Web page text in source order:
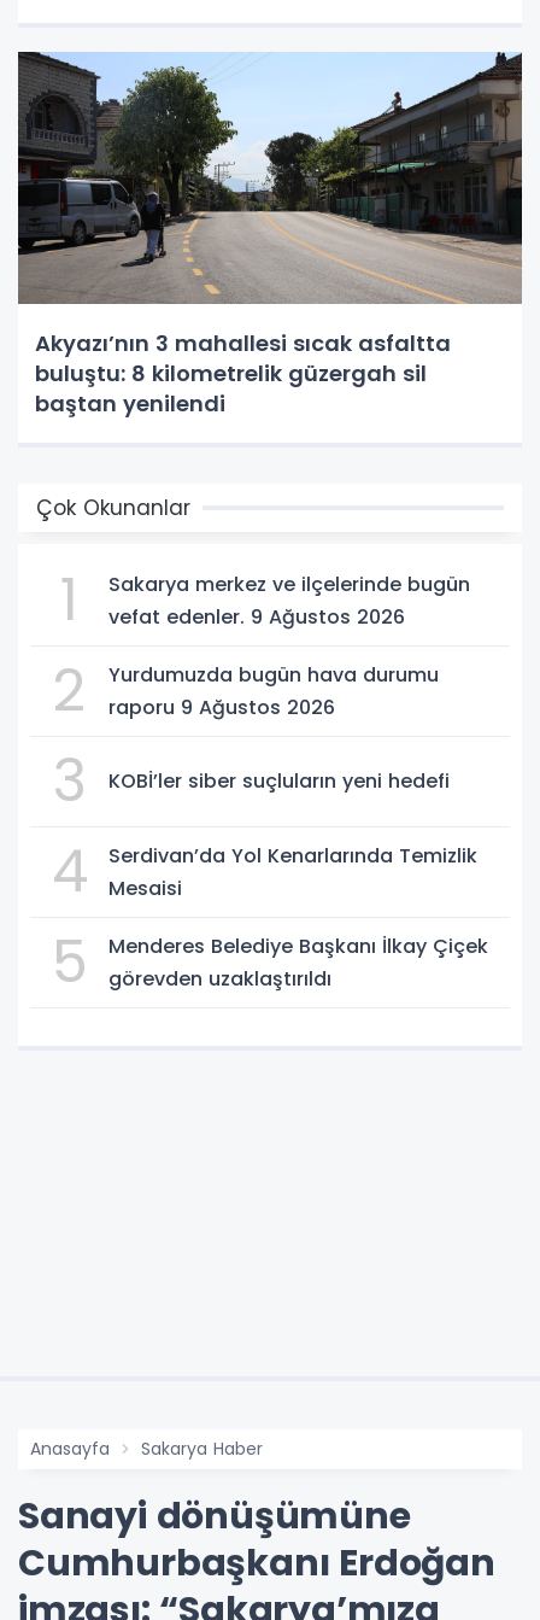
Akyazı’nın 3 mahallesi sıcak asfaltta
buluştu: 8 kilometrelik güzergah sil
baştan yenilendi
Çok Okunanlar
1
Sakarya merkez ve ilçelerinde bugün
vefat edenler. 9 Ağustos 2026
2
Yurdumuzda bugün hava durumu
raporu 9 Ağustos 2026
3 KOBİ’ler siber suçluların yeni hedefi
4
Serdivan’da Yol Kenarlarında Temizlik
Mesaisi
5
Menderes Belediye Başkanı İlkay Çiçek
görevden uzaklaştırıldı
Anasayfa Sakarya Haber
Sanayi dönüşümüne
Cumhurbaşkanı Erdoğan
imzası: “Sakarya’mıza